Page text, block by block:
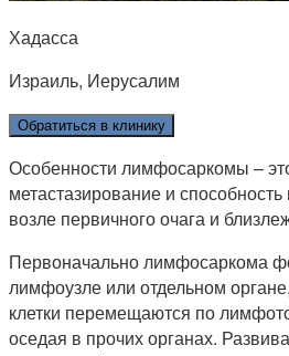
Хадасса
Израиль, Иерусалим
Обратиться в клинику
Особенности лимфосаркомы –
метастазирование и
возле первичного очага и
Первоначально лимфосаркома
лимфоузле или отдельном
клетки перемещаются по
оседая в прочих органах.